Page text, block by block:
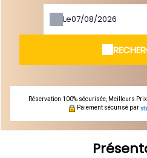
Le
Réservation 100% sécurisée, Meilleurs
Paiement sécurisé par